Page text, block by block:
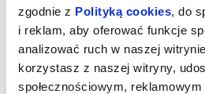
zgodnie z Polityką cookies, do
i reklam, aby oferować funkcje
analizować ruch w naszej
korzystasz z naszej witryny,
społecznościowym,